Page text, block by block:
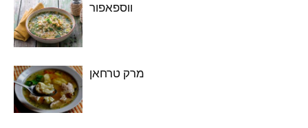
ווספאפור
מרק טרחאן